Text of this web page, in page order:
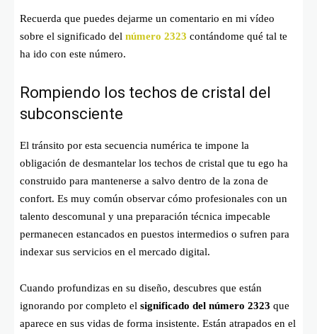
Recuerda que puedes dejarme un comentario en mi vídeo
sobre el significado del número 2323 contándome qué tal te
ha ido con este número.
Rompiendo los techos de cristal del
subconsciente
El tránsito por esta secuencia numérica te impone la
obligación de desmantelar los techos de cristal que tu ego ha
construido para mantenerse a salvo dentro de la zona de
confort. Es muy común observar cómo profesionales con un
talento descomunal y una preparación técnica impecable
permanecen estancados en puestos intermedios o sufren para
indexar sus servicios en el mercado digital.
Cuando profundizas en su diseño, descubres que están
ignorando por completo el significado del número 2323 que
aparece en sus vidas de forma insistente. Están atrapados en el